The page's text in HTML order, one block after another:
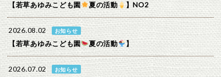
【若草あゆみこども園 夏の活動 】NO2
2026.08.02 お知らせ
【若草あゆみこども園 夏の活動 】
2026.07.02 お知らせ